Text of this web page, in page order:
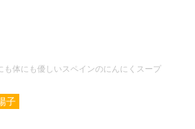
も体にも優しいスペインのにんにくスープ
子